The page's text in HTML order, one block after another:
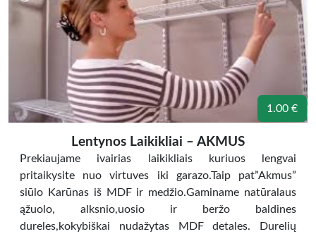
1.00 €
Lentynos Laikikliai – AKMUS
Prekiaujame ivairias laikikliais kuriuos lengvai
pritaikysite nuo virtuves iki garazo.Taip pat”Akmus”
siūlo Karūnas iš MDF ir medžio.Gaminame natūralaus
ąžuolo, alksnio,uosio ir beržo baldines
dureles,kokybiškai nudažytas MDF detales. Durelių